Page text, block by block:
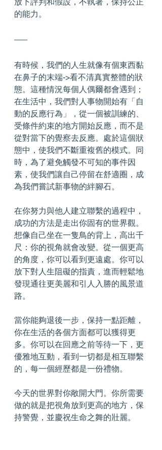
的能力。
有時候，我們的人生就像有個東西黏
在鼻子的末端->看不清真實整體的狀
態。這種情況每個人偶爾都會遇到；
在生活中，我們對人事物開始有「自
動的反應行為」，從一個被訓練的、
受條件約束的地方開始反應，而不是
從對當下的覺察去反應。處於這個狀
態中，使我們不斷重複舊的模式。同
時，為了避免觸發不可知的事件因
素，使我們讓自己停留在舒適圈，成
為我們嘗試新事物的絆腳石。
在你努力與他人建立聯繫的過程中，
成功的方法是走出你固有的世界觀。
想像自己坐在一隻鳥的背上，高出千
尺：你的視角就會改變。從一個更高
的角度，你可以看到更遠處。你可以
放下對人生阻礙的指責，進而輕鬆地
發現通往更美麗和引人入勝的風景道
路。
當你能夠退後一步，保持一點距離，
你在生活的各個方面都可以獲得更
多。你可以在回應之前等待一下，更
優雅地互動，看到一切都是相互聯繫
的，每一個經歷都是一份禮物。
今天的世界對你敞開大門。你所需要
做的就是把視角放到更高的地方，保
持警覺，並慶祝生命之舞的壯麗。